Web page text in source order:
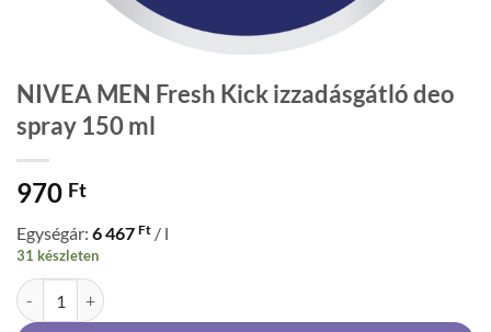
NIVEA MEN Fresh Kick izzadásgátló deo
spray 150 ml
970 Ft
Egységár: 6 467 Ft / l
31 készleten
NIVEA MEN Fresh Kick izzadásgátló deo spray 150 ml mennyiség